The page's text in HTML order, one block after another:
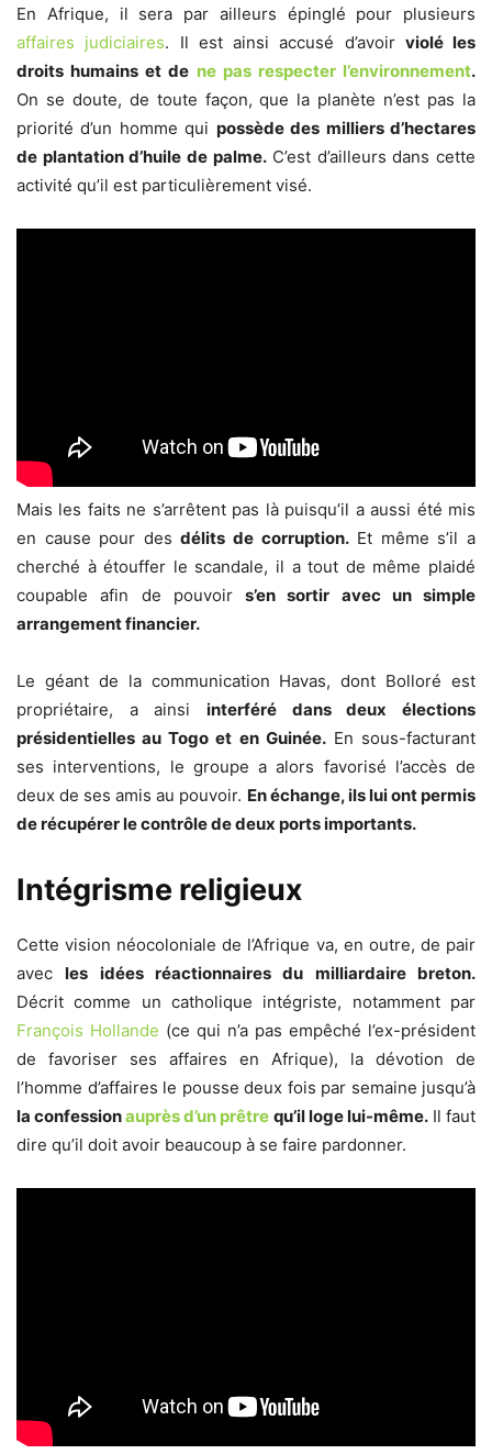
En Afrique, il sera par ailleurs épinglé pour plusieurs
affaires judiciaires. Il est ainsi accusé d’avoir violé les
droits humains et de ne pas respecter l’environnement.
On se doute, de toute façon, que la planète n’est pas la
priorité d’un homme qui possède des milliers d’hectares
de plantation d’huile de palme.C’est d’ailleurs dans cette
activité qu’il est particulièrement visé.
Mais les faits ne s’arrêtent pas là puisqu’il a aussi été mis
en cause pour desdélits de corruption.Et même s’il a
cherché à étouffer le scandale, il a tout de même plaidé
coupable afin de pouvoir s’en sortir avec un simple
arrangement financier.
Le géant de la communication Havas, dont Bolloré est
propriétaire, a ainsi interféré dans deux élections
présidentielles au Togo et en Guinée.En sous-facturant
ses interventions, le groupe a alors favorisé l’accès de
deux de ses amis au pouvoir. En échange, ils lui ont permis
de récupérer le contrôle de deux ports importants.
Intégrisme religieux
Cette vision néocoloniale de l’Afrique va, en outre, de pair
avecles idées réactionnaires du milliardaire breton.
Décrit comme un catholique intégriste, notamment par
François Hollande (ce qui n’a pas empêché l’ex-président
de favoriser ses affaires en Afrique), la dévotion de
l’homme d’affaires le pousse deux fois par semaine jusqu’à
la confessionauprès d’un prêtre qu’il loge lui-même.Il faut
dire qu’il doit avoir beaucoup à se faire pardonner.